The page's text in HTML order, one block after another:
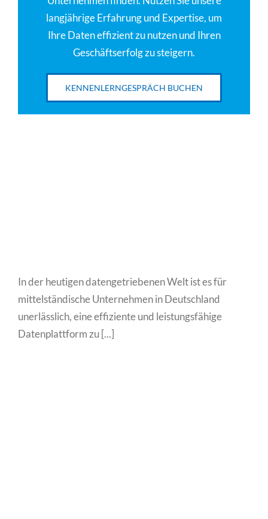
langjährige Erfahrung und Expertise, um
Ihre Daten effizient zu nutzen und Ihren
Geschäftserfolg zu steigern.
KENNENLERNGESPRÄCH BUCHEN
In der heutigen datengetriebenen Welt ist es für
mittelständische Unternehmen in Deutschland
unerlässlich, eine effiziente und leistungsfähige
Datenplattform zu [...]